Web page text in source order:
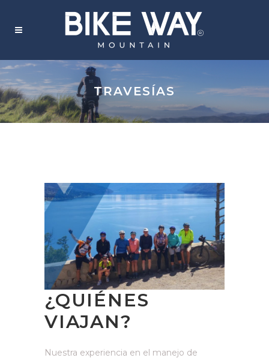
TRAVESÍAS
¿QUIÉNES
VIAJAN?
Nuestra experiencia en el manejo de